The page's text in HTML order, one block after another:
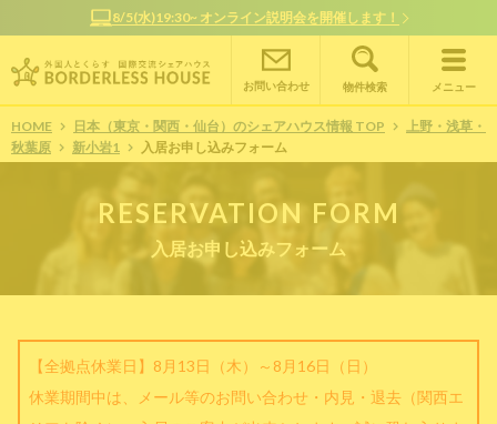
8/5(水)19:30~ オンライン説明会を開催します！
お問い合わせ 物件検索 メニュー
HOME 日本（東京・関西・仙台）のシェアハウス情報 TOP
上野・浅草・
秋葉原
新小岩1 入居お申し込みフォーム
RESERVATION FORM
入居お申し込みフォーム
【全拠点休業日】8月13日（木）～8月16日（日）
休業期間中は、メール等のお問い合わせ・内見・退去（関西エ